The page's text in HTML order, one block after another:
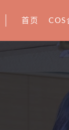
首页 COS